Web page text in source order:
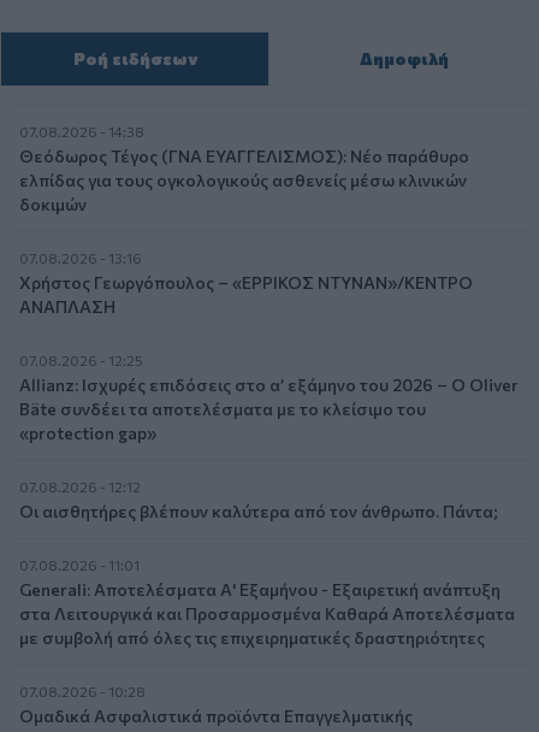
Ροή ειδήσεων Δημοφιλή
07.08.2026 - 14:38
Θεόδωρος Τέγος (ΓΝΑ ΕΥΑΓΓΕΛΙΣΜΟΣ): Νέο παράθυρο
ελπίδας για τους ογκολογικούς ασθενείς μέσω κλινικών
δοκιμών
07.08.2026 - 13:16
Χρήστος Γεωργόπουλος – «ΕΡΡΙΚΟΣ ΝΤΥΝΑΝ»/ΚΕΝΤΡΟ
ΑΝΑΠΛΑΣΗ
07.08.2026 - 12:25
Allianz: Ισχυρές επιδόσεις στο α’ εξάμηνο του 2026 – Ο Oliver
Bäte συνδέει τα αποτελέσματα με το κλείσιμο του
«protection gap»
07.08.2026 - 12:12
Οι αισθητήρες βλέπουν καλύτερα από τον άνθρωπο. Πάντα;
07.08.2026 - 11:01
Generali: Αποτελέσματα Α' Εξαμήνου - Εξαιρετική ανάπτυξη
στα Λειτουργικά και Προσαρμοσμένα Καθαρά Αποτελέσματα
με συμβολή από όλες τις επιχειρηματικές δραστηριότητες
07.08.2026 - 10:28
Ομαδικά Ασφαλιστικά προϊόντα Επαγγελματικής